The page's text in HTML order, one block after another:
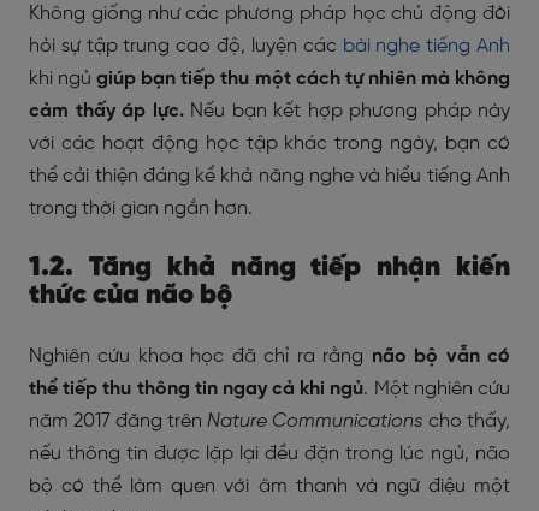
Không giống như các phương pháp học chủ động đòi
hỏi sự tập trung cao độ, luyện các bài nghe tiếng Anh
khi ngủgiúp bạn tiếp thu một cách tự nhiên mà không
cảm thấy áp lực.Nếu bạn kết hợp phương pháp này
với các hoạt động học tập khác trong ngày, bạn có
thể cải thiện đáng kể khả năng nghe và hiểu tiếng Anh
trong thời gian ngắn hơn.
1.2. Tăng khả năng tiếp nhận kiến
thức của não bộ
Nghiên cứu khoa học đã chỉ ra rằng não bộ vẫn có
thể tiếp thu thông tin ngay cả khi ngủ. Một nghiên cứu
năm 2017 đăng trên Nature Communications cho thấy,
nếu thông tin được lặp lại đều đặn trong lúc ngủ, não
bộ có thể làm quen với âm thanh và ngữ điệu một